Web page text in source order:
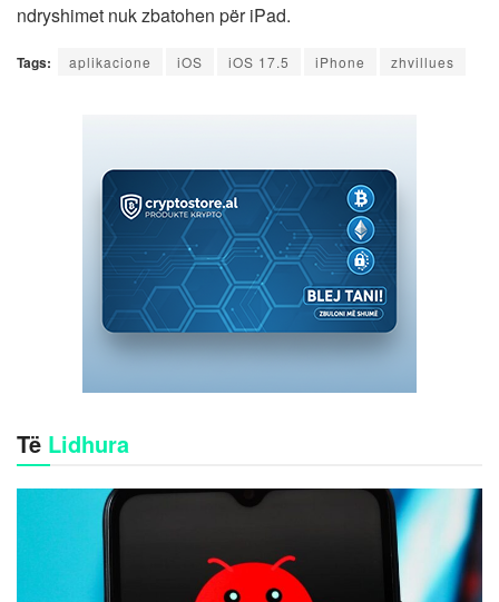
ndryshimet nuk zbatohen për iPad.
Tags: aplikacione iOS iOS 17.5 iPhone zhvillues
Të Lidhura